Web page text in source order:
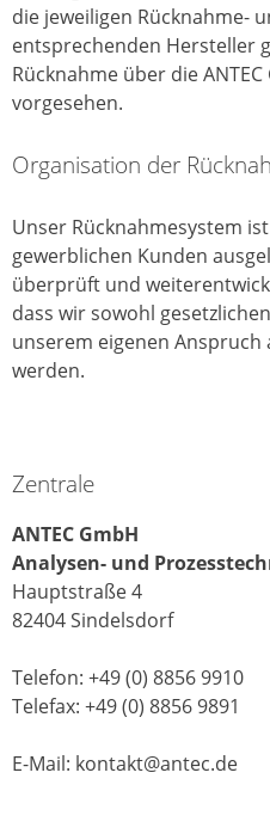
die jeweiligen Rücknahme-
entsprechenden Hersteller
Rücknahme über die
vorgesehen.
Organisation der
Unser Rücknahmesystem
gewerblichen Kunden
überprüft und
dass wir sowohl
unserem eigenen
werden.
Zentrale
ANTEC GmbH
Analysen- und
Hauptstraße 4
82404 Sindelsdorf
Telefon: +49 (0) 8856 9910
Telefax: +49 (0) 8856 9891
E-Mail: kontakt@antec.de